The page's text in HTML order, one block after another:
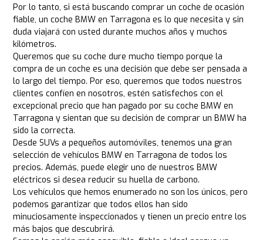
Por lo tanto, si está buscando comprar un coche de ocasión
fiable, un coche BMW en Tarragona es lo que necesita y sin
duda viajará con usted durante muchos años y muchos
kilómetros.
Queremos que su coche dure mucho tiempo porque la
compra de un coche es una decisión que debe ser pensada a
lo largo del tiempo. Por eso, queremos que todos nuestros
clientes confíen en nosotros, estén satisfechos con el
excepcional precio que han pagado por su coche BMW en
Tarragona y sientan que su decisión de comprar un BMW ha
sido la correcta.
Desde SUVs a pequeños automóviles, tenemos una gran
selección de vehículos BMW en Tarragona de todos los
precios. Además, puede elegir uno de nuestros BMW
eléctricos si desea reducir su huella de carbono.
Los vehículos que hemos enumerado no son los únicos, pero
podemos garantizar que todos ellos han sido
minuciosamente inspeccionados y tienen un precio entre los
más bajos que descubrirá.